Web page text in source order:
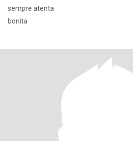
sempre atenta
bonita